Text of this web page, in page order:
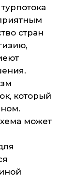
стран
который
может